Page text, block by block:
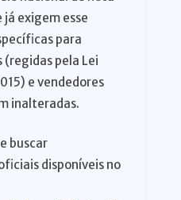
já exigem esse
para
pela Lei
e vendedores
inalteradas.
buscar
disponíveis no